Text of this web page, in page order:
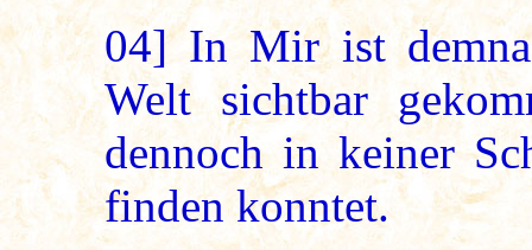
04]In Mir ist
Welt sichtbar
dennoch in keiner
finden konntet.